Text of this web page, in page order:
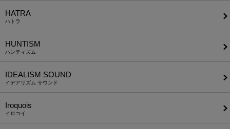
HATRA
ハトラ
HUNTISM
ハンティズム
IDEALISM SOUND
イデアリズム サウンド
Iroquois
イロコイ